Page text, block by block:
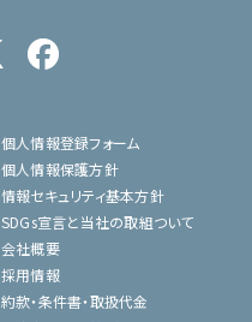
個人情報登録フォーム
個人情報保護方針
情報セキュリティ基本方針
SDGs宣言と当社の取組ついて
会社概要
採用情報
約款・条件書・取扱代金